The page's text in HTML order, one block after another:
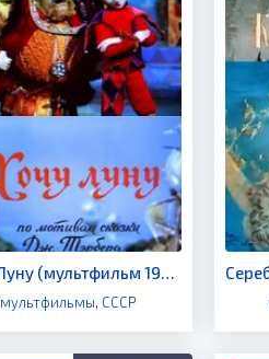
Хочу Луну (мультфильм 1984)
мультфильмы, СССР